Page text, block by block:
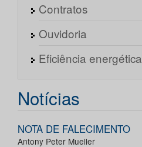
Contratos
Ouvidoria
Eficiência energética
Notícias
NOTA DE FALECIMENTO
Antony Peter Mueller